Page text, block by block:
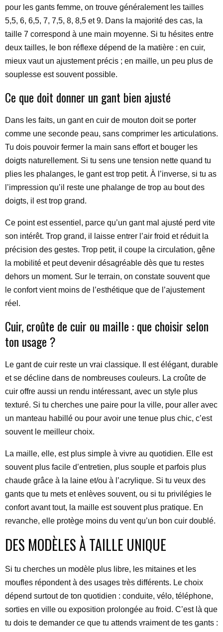
pour les gants femme, on trouve généralement les tailles
5,5, 6, 6,5, 7, 7,5, 8, 8,5 et 9. Dans la majorité des cas, la
taille 7 correspond à une main moyenne. Si tu hésites entre
deux tailles, le bon réflexe dépend de la matière : en cuir,
mieux vaut un ajustement précis ; en maille, un peu plus de
souplesse est souvent possible.
Ce que doit donner un gant bien ajusté
Dans les faits, un gant en cuir de mouton doit se porter
comme une seconde peau, sans comprimer les articulations.
Tu dois pouvoir fermer la main sans effort et bouger les
doigts naturellement. Si tu sens une tension nette quand tu
plies les phalanges, le gant est trop petit. À l’inverse, si tu as
l’impression qu’il reste une phalange de trop au bout des
doigts, il est trop grand.
Ce point est essentiel, parce qu’un gant mal ajusté perd vite
son intérêt. Trop grand, il laisse entrer l’air froid et réduit la
précision des gestes. Trop petit, il coupe la circulation, gêne
la mobilité et peut devenir désagréable dès que tu restes
dehors un moment. Sur le terrain, on constate souvent que
le confort vient moins de l’esthétique que de l’ajustement
réel.
Cuir, croûte de cuir ou maille : que choisir selon
ton usage ?
Le gant de cuir reste un vrai classique. Il est élégant, durable
et se décline dans de nombreuses couleurs. La croûte de
cuir offre aussi un rendu intéressant, avec un style plus
texturé. Si tu cherches une paire pour la ville, pour aller avec
un manteau habillé ou pour avoir une tenue plus chic, c’est
souvent le meilleur choix.
La maille, elle, est plus simple à vivre au quotidien. Elle est
souvent plus facile d’entretien, plus souple et parfois plus
chaude grâce à la laine et/ou à l’acrylique. Si tu veux des
gants que tu mets et enlèves souvent, ou si tu privilégies le
confort avant tout, la maille est souvent plus pratique. En
revanche, elle protège moins du vent qu’un bon cuir doublé.
DES MODÈLES À TAILLE UNIQUE
Si tu cherches un modèle plus libre, les mitaines et les
moufles répondent à des usages très différents. Le choix
dépend surtout de ton quotidien : conduite, vélo, téléphone,
sorties en ville ou exposition prolongée au froid. C’est là que
tu dois te demander ce que tu attends vraiment de tes gants :